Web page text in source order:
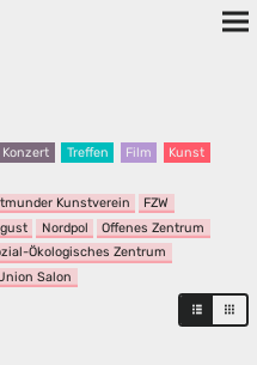
Konzert Treffen Film
Kunst
Kunstverein
FZW
Nordpol
Offenes Zentrum
Ökologisches Zentrum
Salon